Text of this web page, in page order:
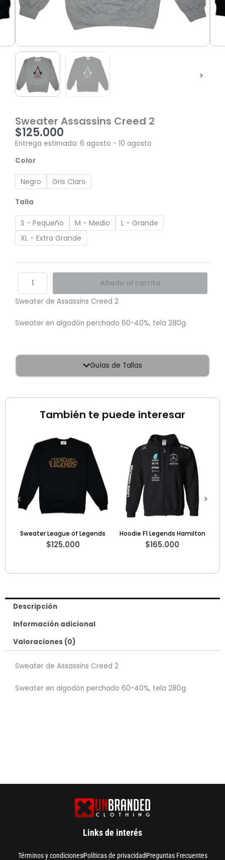
Sweater Assassins Creed 2
$125.000
Entrega estimada: 6 agosto - 10 agosto
Color
Negro Gris Claro
Talla
S - Pequeño M - Medio
L - Grande
XL - Extra Grande
Sweater
Creed
2
cantidad
Añadir al carrito
Sweater de Assassins Creed 2
Sweater en algodón perchado 60-40%, tela 280g.
Guías de Tallas
También te puede interesar
League of Legends Hoodie F1 Legends Hamilton Camiseta
Descripción
Información adicional
Valoraciones (0)
Sweater de Assassins Creed 2
Sweater en algodón perchado 60-40%, tela 280g.
Links de interés
Términos y condicionesPolíticas de privacidadPreguntas Frecuentes